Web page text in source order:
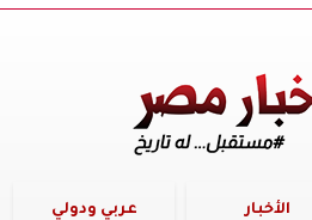
الأخبار عربي ودولي